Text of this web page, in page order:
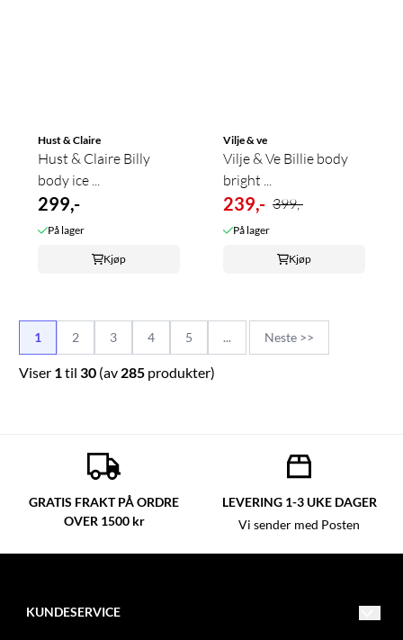
Hust & Claire
Hust & Claire Billy
body ice ...
299,-
På lager
Kjøp
Vilje & ve
Vilje & Ve Billie body
bright ...
239,- 399,-
På lager
Kjøp
1 2 3 4 5 ... Neste >>
Viser 1til 30 (av 285 produkter)
GRATIS FRAKT PÅ ORDRE
OVER 1500 kr
LEVERING 1-3 UKE DAGER
Vi sender med Posten
KUNDESERVICE